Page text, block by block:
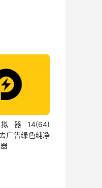
器14(64)
广告绿色纯净